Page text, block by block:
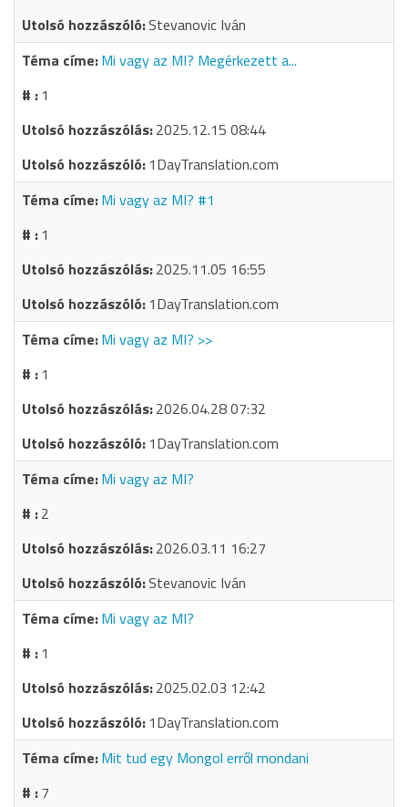
Stevanovic Iván
Mi vagy az MI? Megérkezett a...
1
2025.12.15 08:44
1DayTranslation.com
Mi vagy az MI? #1
1
2025.11.05 16:55
1DayTranslation.com
Mi vagy az MI? >>
1
2026.04.28 07:32
1DayTranslation.com
Mi vagy az MI?
2
2026.03.11 16:27
Stevanovic Iván
Mi vagy az MI?
1
2025.02.03 12:42
1DayTranslation.com
Mit tud egy Mongol erről mondani
7